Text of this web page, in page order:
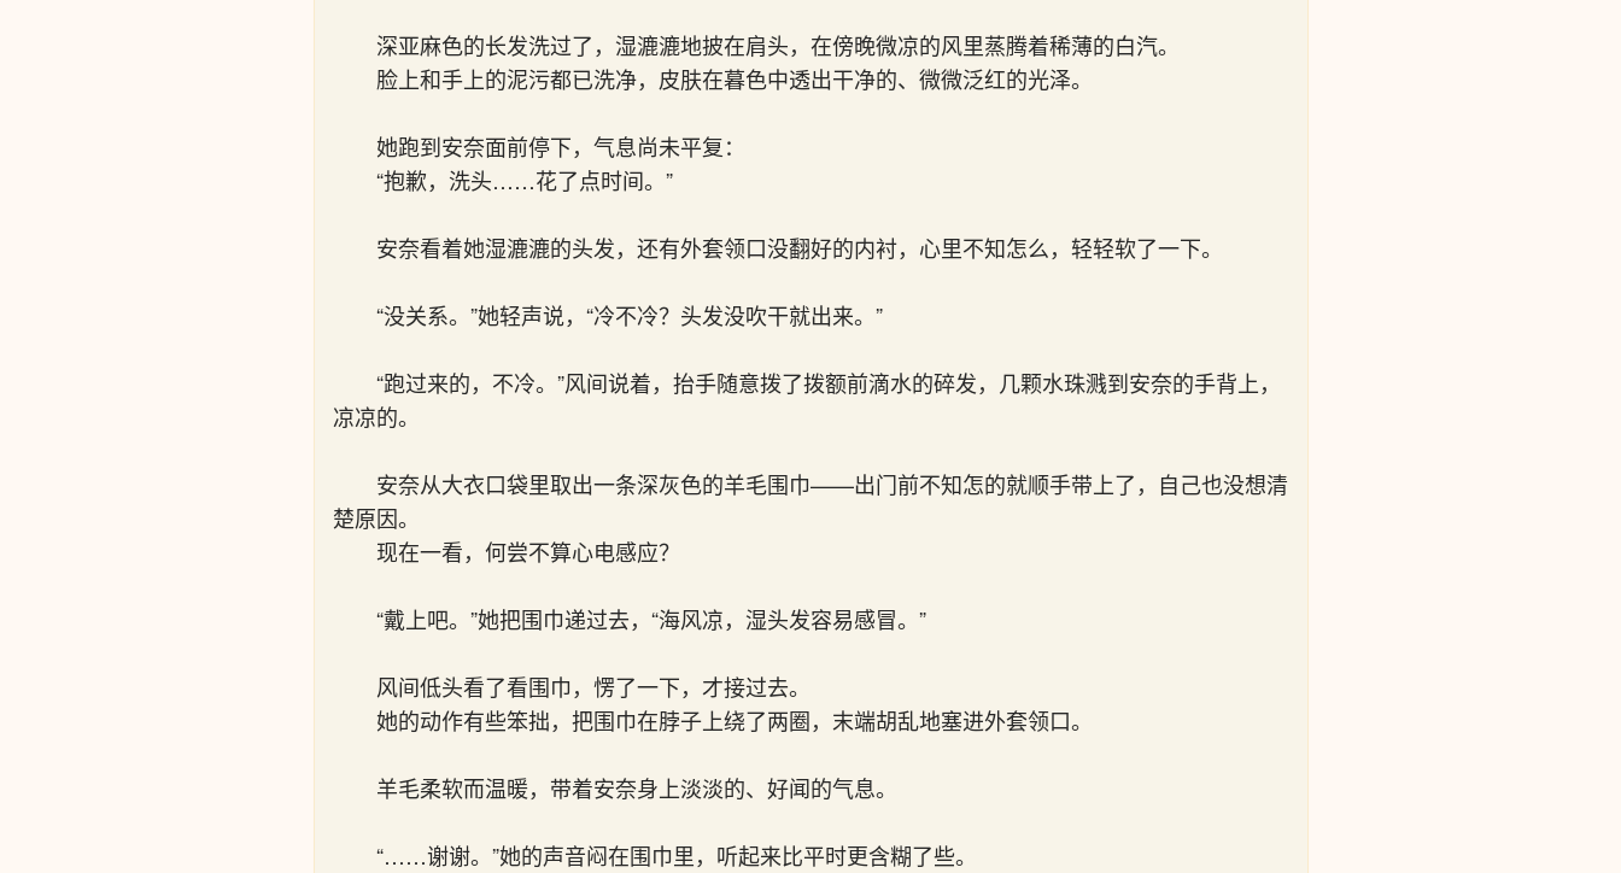
深亚麻色的长发洗过了，湿漉漉地披在肩头，在傍晚微凉的风里蒸腾着稀薄的白汽。
脸上和手上的泥污都已洗净，皮肤在暮色中透出干净的、微微泛红的光泽。
她跑到安奈面前停下，气息尚未平复：
“抱歉，洗头……花了点时间。”
安奈看着她湿漉漉的头发，还有外套领口没翻好的内衬，心里不知怎么，轻轻软了一下。
“没关系。”她轻声说，“冷不冷？头发没吹干就出来。”
“跑过来的，不冷。”风间说着，抬手随意拨了拨额前滴水的碎发，几颗水珠溅到安奈的手背上，
凉凉的。
安奈从大衣口袋里取出一条深灰色的羊毛围巾——出门前不知怎的就顺手带上了，自己也没想清
楚原因。
现在一看，何尝不算心电感应？
“戴上吧。”她把围巾递过去，“海风凉，湿头发容易感冒。”
风间低头看了看围巾，愣了一下，才接过去。
她的动作有些笨拙，把围巾在脖子上绕了两圈，末端胡乱地塞进外套领口。
羊毛柔软而温暖，带着安奈身上淡淡的、好闻的气息。
“……谢谢。”她的声音闷在围巾里，听起来比平时更含糊了些。